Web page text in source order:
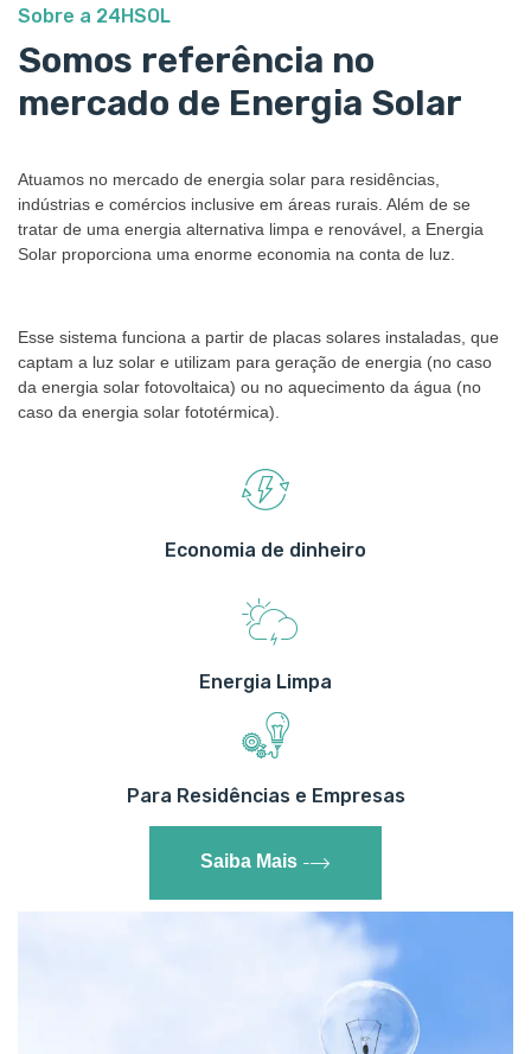
Sobre a 24HSOL
Somos referência no
mercado de Energia Solar
Atuamos no mercado de energia solar para residências,
indústrias e comércios inclusive em áreas rurais. Além de se
tratar de uma energia alternativa limpa e renovável, a Energia
Solar proporciona uma enorme economia na conta de luz.
Esse sistema funciona a partir de placas solares instaladas, que
captam a luz solar e utilizam para geração de energia (no caso
da energia solar fotovoltaica) ou no aquecimento da água (no
caso da energia solar fototérmica).
Economia de dinheiro
Energia Limpa
Para Residências e Empresas
Saiba Mais